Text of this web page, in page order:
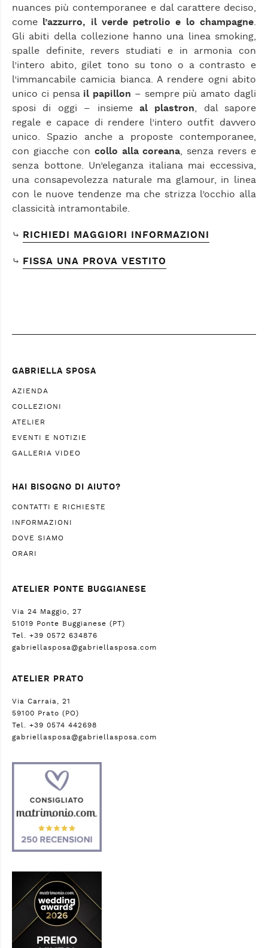
nuances più contemporanee e dal carattere deciso,
come l’azzurro, il verde petrolio e lo champagne
Gli abiti della collezione hanno una linea smoking,
spalle definite, revers studiati e in armonia con
l’intero abito, gilet tono su tono o a contrasto e
l’immancabile camicia bianca. A rendere ogni abito
unico ci pensa il papillon – sempre più amato dagli
sposi di oggi – insieme al plastron , dal sapore
regale e capace di rendere l’intero outfit davvero
unico. Spazio anche a proposte contemporanee,
con giacche con collo alla coreana , senza revers e
senza bottone. Un’eleganza italiana mai eccessiva,
una consapevolezza naturale ma glamour, in linea
con le nuove tendenze ma che strizza l’occhio alla
classicità intramontabile.
⤷ RICHIEDI MAGGIORI INFORMAZIONI
⤷ FISSA UNA PROVA VESTITO
GABRIELLA SPOSA
AZIENDA
COLLEZIONI
ATELIER
EVENTI E NOTIZIE
GALLERIA VIDEO
HAI BISOGNO DI AIUTO?
CONTATTI E RICHIESTE
INFORMAZIONI
DOVE SIAMO
ORARI
ATELIER PONTE BUGGIANESE
Via 24 Maggio, 27
51019 Ponte Buggianese (PT)
Tel. +39 0572 634876
gabriellasposa@gabriellasposa.com
ATELIER PRATO
Via Carraia, 21
59100 Prato (PO)
Tel. +39 0574 442698
gabriellasposa@gabriellasposa.com